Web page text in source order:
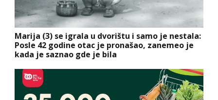
Marija (3) se igrala u dvorištu i samo je nestala:
Posle 42 godine otac je pronašao, zanemeo je
kada je saznao gde je bila